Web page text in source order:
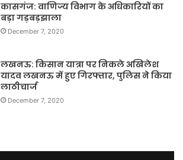
कासगंज: वाणिज्य विभाग के अधिकारियों का
बड़ा गड़बड़झाला
December 7, 2020
लखनऊ: किसान यात्रा पर निकले अखिलेश
यादव लखनऊ में हुए गिरफ्तार, पुलिस ने किया
लाठीचार्ज
December 7, 2020